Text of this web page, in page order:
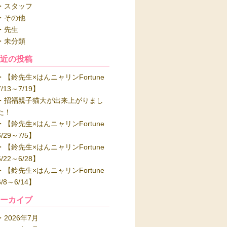
スタッフ
その他
先生
未分類
の投稿
【鈴先生×はんニャリンFortune
13～7/19】
招福親子猫大が出来上がりまし
！
【鈴先生×はんニャリンFortune
29～7/5】
【鈴先生×はんニャリンFortune
22～6/28】
【鈴先生×はんニャリンFortune
8～6/14】
カイブ
2026年7月